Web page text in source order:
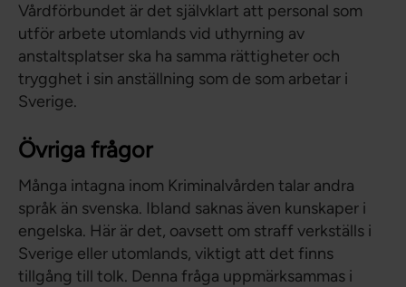
Vårdförbundet är det självklart att personal som
utför arbete utomlands vid uthyrning av
anstaltsplatser ska ha samma rättigheter och
trygghet i sin anställning som de som arbetar i
Sverige.
Övriga frågor
Många intagna inom Kriminalvården talar andra
språk än svenska. Ibland saknas även kunskaper i
engelska. Här är det, oavsett om straff verkställs i
Sverige eller utomlands, viktigt att det finns
tillgång till tolk. Denna fråga uppmärksammas i